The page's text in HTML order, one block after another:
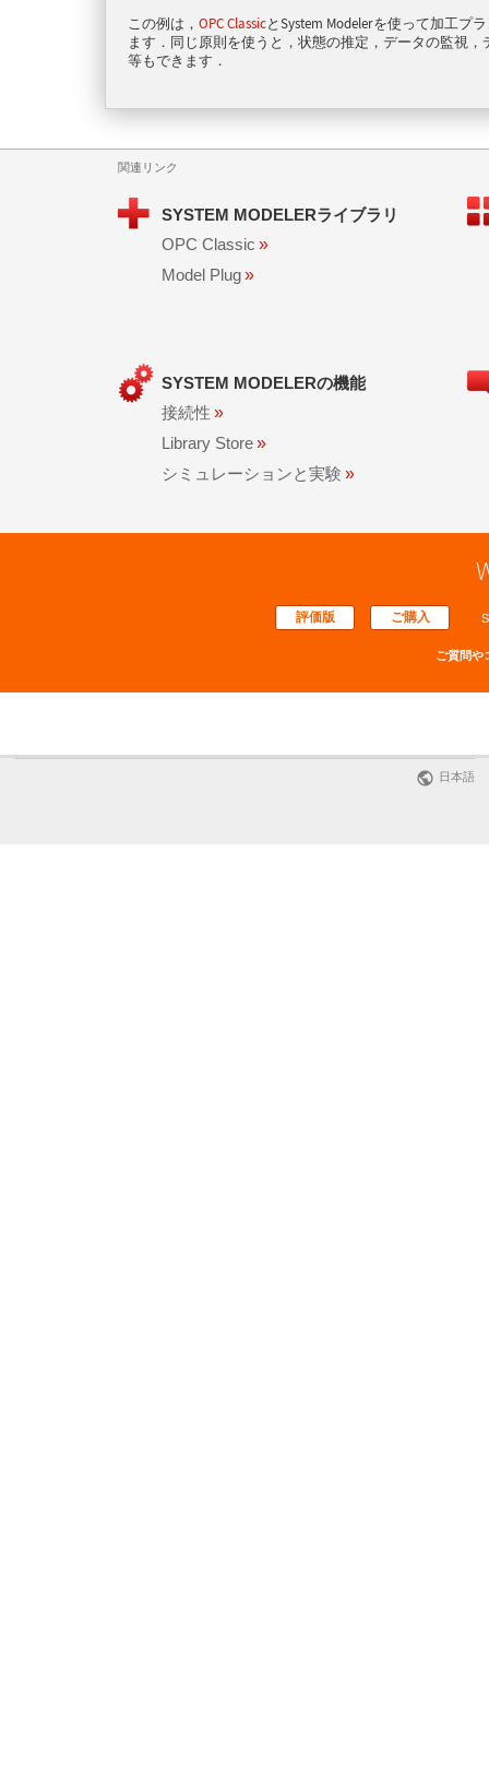
この例は， OPC ClassicとSystem Modelerを使って加工プ
ます．同じ原則を使うと，状態の推定，データの監視
等もできます．
関連リンク
SYSTEM MODELERライブラリ
OPC Classic »
Model Plug »
SYSTEM MODELERの機能
接続性 »
Library Store »
シミュレーションと実験 »
評価版 ご購入
ご質問や
日本語